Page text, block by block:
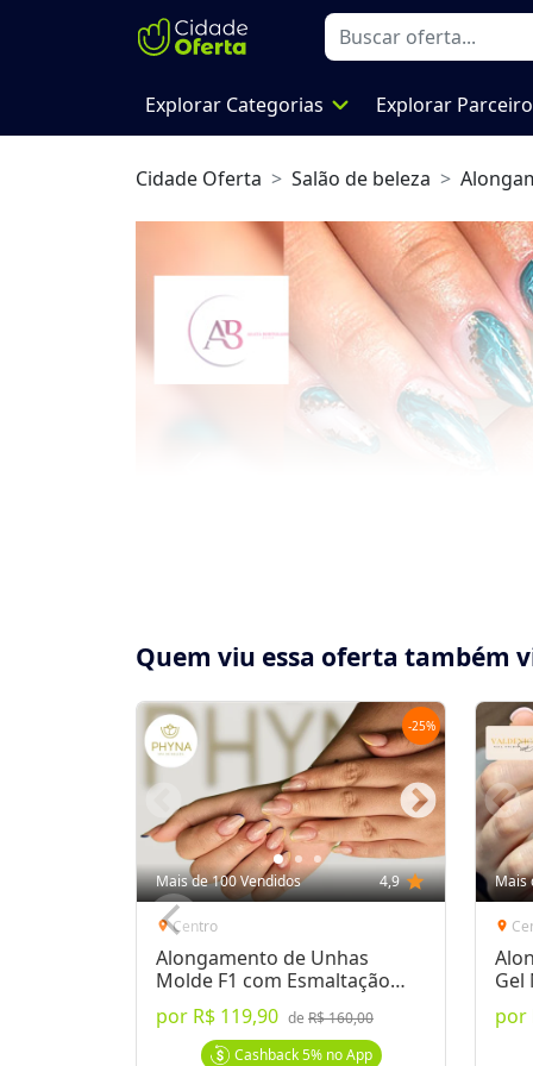
Explorar Categorias expand_more Explorar
Cidade Oferta Salão de beleza
Compartilhe essa Oferta:
Receba as novidades do Cidade Oferta no seu
WhatsApp!
Destaques & Regras
Alongamento de Unhas em Acrílico na
O alongamento é feito por meio de uma
Quem viu essa oferta também
-25%
Mais de 100 Vendidos 4,9 star
location_onCentro
Alongamento de Unhas
Molde F1 com Esmaltação
Tradicional
por R$ 119,90 de R$ 160,00
Cashback5%no App
Mais
location_on
Gel
em
por